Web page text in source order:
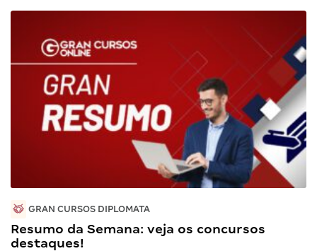
GRAN CURSOS DIPLOMATA
Resumo da Semana: veja os concursos
destaques!